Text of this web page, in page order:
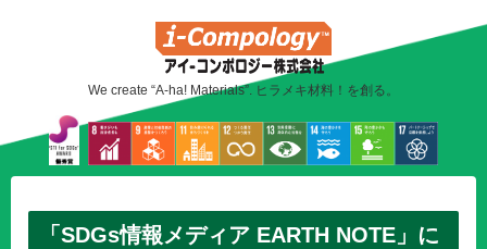
We create “A-ha! Materials”. ヒラメキ材料！を創る。
「SDGs情報メディア EARTH NOTE」に